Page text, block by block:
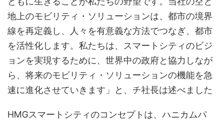
地上のモビリティ・ソリューションは、都市の境界
線を再定義し、人々を有意義な方法でつなぎ、都市
を活性化します。私たちは、スマートシティのビジ
ョンを実現するために、世界中の政府と協力しなが
ら、将来のモビリティ・ソリューションの機能を急
速に進化させていきます」と、チ社長は述べました
HMGスマートシティのコンセプトは、ハニカムパ